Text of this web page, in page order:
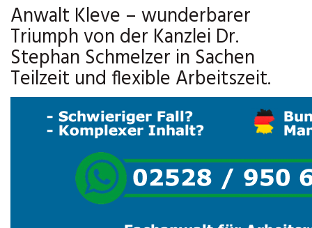
Anwalt Kleve – wunderbarer
Triumph von der Kanzlei Dr.
Stephan Schmelzer in Sachen
Teilzeit und flexible Arbeitszeit.